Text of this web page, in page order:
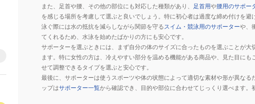
また、足首や腰、その他の部位にも対応した種類があり、
足首用や腰用のサポー
を感じる場所を考慮して選ぶと良いでしょう。特に初心者は過度な締め付けを
泳ぐ際には水の抵抗を減らしながら関節を守る スイム・競泳用のサポーターや、
てくれるため、水泳を始めたばかりの方にも安心です。
サポーターを選ぶときには、まず自分の体のサイズに合ったものを選ぶことが
ます。特に女性の方は、冷えやすい部分を温める機能がある商品や、見た目に
せて調整できるタイプを選ぶと安心です。
最後に、サポーターは使うスポーツや体の状態によって適切な素材や形が異な
ップはサポーター一覧から確認でき、目的や部位に合わせてじっくり選べます。